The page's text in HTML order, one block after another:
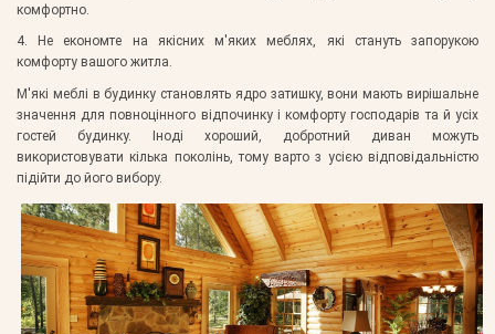
комфортно.
4. Не економте на якісних м'яких меблях, які стануть запорукою
комфорту вашого житла.
М'які меблі в будинку становлять ядро затишку, вони мають вирішальне
значення для повноцінного відпочинку і комфорту господарів та й усіх
гостей будинку. Іноді хороший, добротний диван можуть
використовувати кілька поколінь, тому варто з усією відповідальністю
підійти до його вибору.